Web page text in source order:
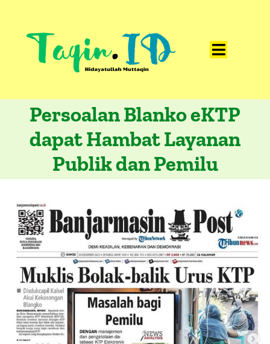
content
Toggle
Catatan
Artikel
Visualisasi
Presentasi
Media
About Me
Persoalan Blanko eKTP
dapat Hambat Layanan
Publik dan Pemilu